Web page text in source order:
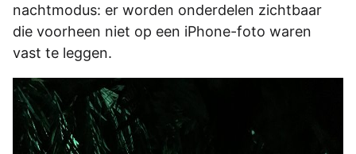
nachtmodus: er worden onderdelen zichtbaar
die voorheen niet op een iPhone-foto waren
vast te leggen.